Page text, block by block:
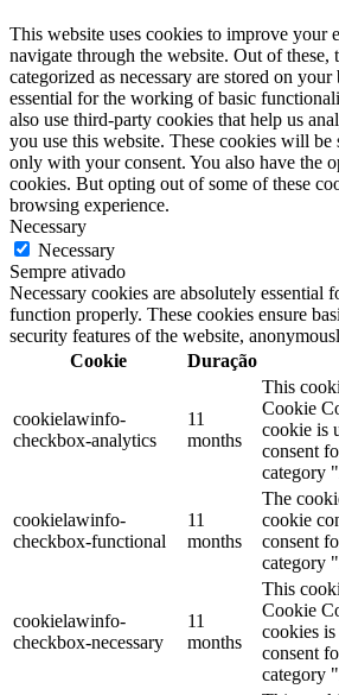
This website uses cookies to improve your
navigate through the website. Out of these,
categorized as necessary are stored on
essential for the working of basic
also use third-party cookies that help us
you use this website. These cookies will
only with your consent. You also have the
cookies. But opting out of some of these
browsing experience.
Necessary
Necessary
Sempre ativado
Necessary cookies are absolutely essential
function properly. These cookies ensure
security features of the website,
Cookie
Duração
cookielawinfo-
checkbox-analytics
11
months
This
Cookie
cookie is
consent
category
cookielawinfo-
checkbox-functional
11
months
The
cookie
consent
category
cookielawinfo-
checkbox-necessary
11
months
This
Cookie
cookies is
consent
category